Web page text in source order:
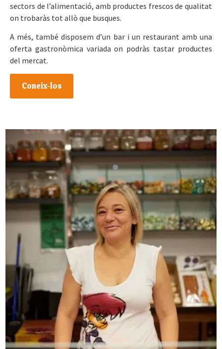
sectors de l’alimentació, amb productes frescos de qualitat
on trobaràs tot allò que busques.
A més, també disposem d’un bar i un restaurant amb una
oferta gastronòmica variada on podràs tastar productes
del mercat.
Coneix-los
DELICIES